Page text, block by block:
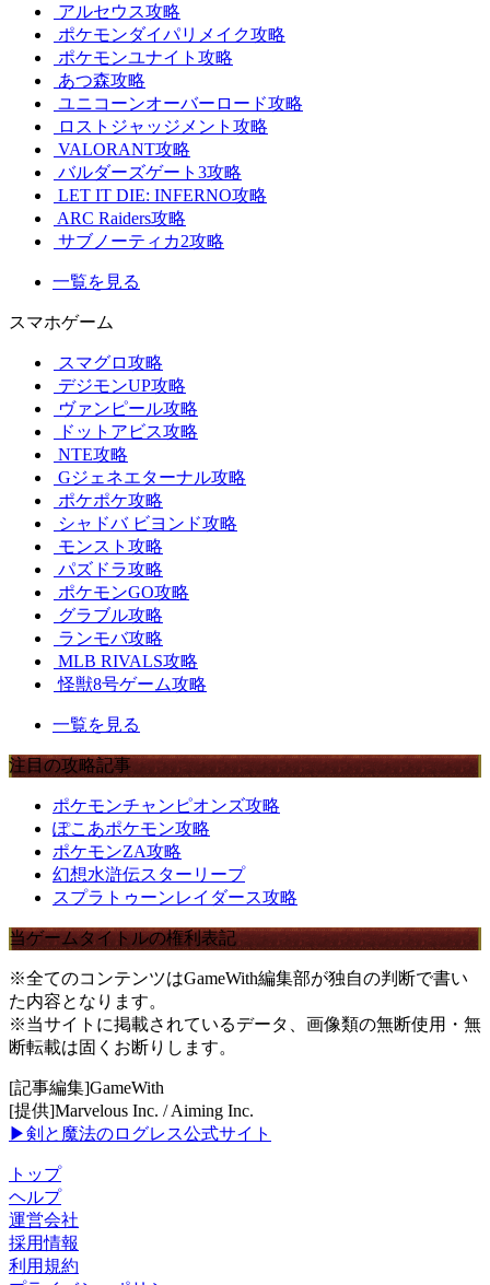
アルセウス攻略
ポケモンダイパリメイク攻略
ポケモンユナイト攻略
あつ森攻略
ユニコーンオーバーロード攻略
ロストジャッジメント攻略
VALORANT攻略
バルダーズゲート3攻略
LET IT DIE: INFERNO攻略
ARC Raiders攻略
サブノーティカ2攻略
一覧を見る
スマホゲーム
スマグロ攻略
デジモンUP攻略
ヴァンピール攻略
ドットアビス攻略
NTE攻略
Gジェネエターナル攻略
ポケポケ攻略
シャドバ ビヨンド攻略
モンスト攻略
パズドラ攻略
ポケモンGO攻略
グラブル攻略
ランモバ攻略
MLB RIVALS攻略
怪獣8号ゲーム攻略
一覧を見る
注目の攻略記事
ポケモンチャンピオンズ攻略
ぽこあポケモン攻略
ポケモンZA攻略
幻想水滸伝スターリープ
スプラトゥーンレイダース攻略
当ゲームタイトルの権利表記
※全てのコンテンツはGameWith編集部が独自の判断で書い
た内容となります。
※当サイトに掲載されているデータ、画像類の無断使用・無
断転載は固くお断りします。
[記事編集]GameWith
[提供]Marvelous Inc. / Aiming Inc.
▶剣と魔法のログレス公式サイト
トップ
ヘルプ
運営会社
採用情報
利用規約